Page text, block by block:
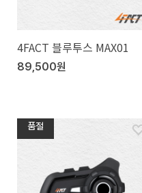
4FACT 블루투스 MAX01
89,500원
품절